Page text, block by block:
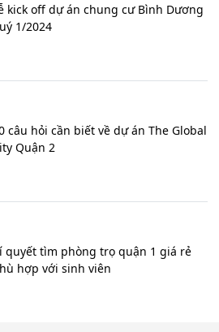
kick off dự án chung cư Bình Dương
1/2024
câu hỏi cần biết về dự án The Global
Quận 2
quyết tìm phòng trọ quận 1 giá rẻ
hợp với sinh viên